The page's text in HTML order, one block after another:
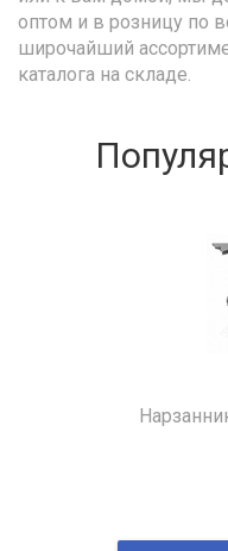
оптом и в розницу по
широчайший
каталога на складе.